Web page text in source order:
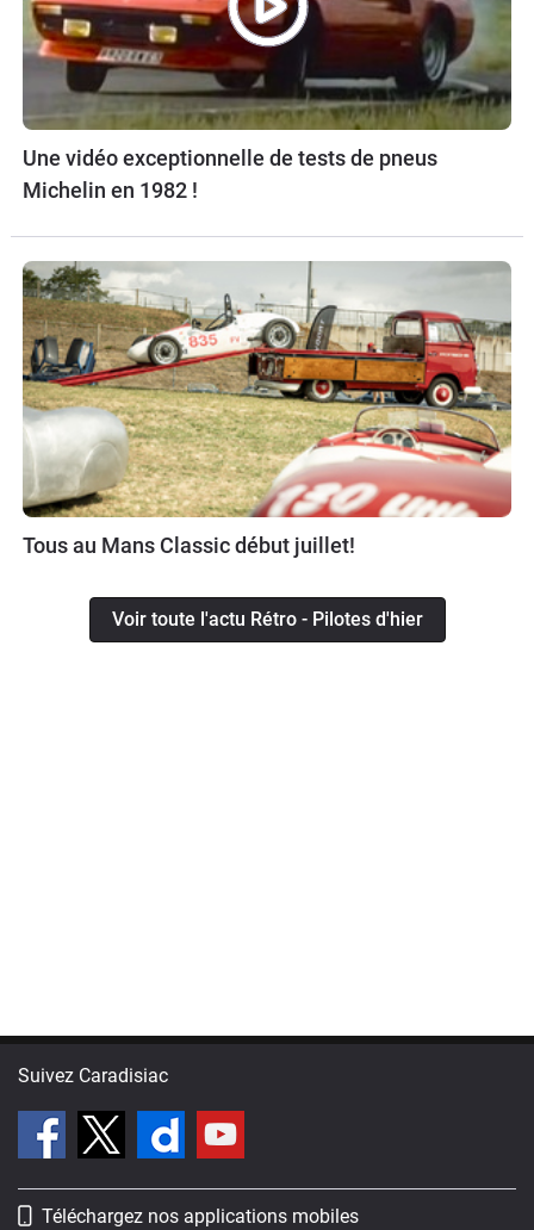
Une vidéo exceptionnelle de tests de pneus
Michelin en 1982 !
Tous au Mans Classic début juillet!
Voir toute l'actu Rétro - Pilotes d'hier
Suivez Caradisiac
Téléchargez nos applications mobiles